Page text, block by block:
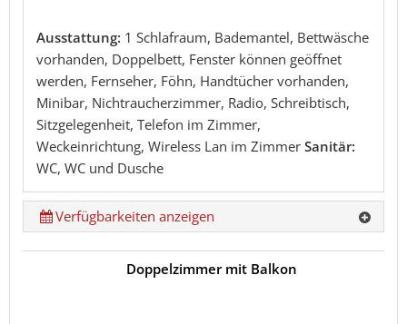
Ausstattung: 1 Schlafraum, Bademantel, Bettwäsche
vorhanden, Doppelbett, Fenster können geöffnet
werden, Fernseher, Föhn, Handtücher vorhanden,
Minibar, Nichtraucherzimmer, Radio, Schreibtisch,
Sitzgelegenheit, Telefon im Zimmer,
Weckeinrichtung, Wireless Lan im Zimmer Sanitär:
WC, WC und Dusche
Verfügbarkeiten anzeigen
Doppelzimmer mit Balkon